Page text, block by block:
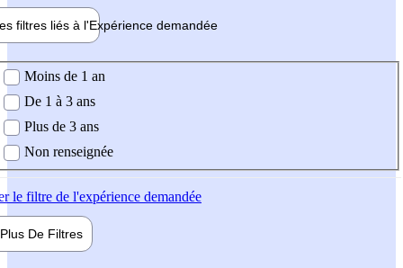
filtres liés à l'Expérience demandée
demandée
Moins de 1 an
De 1 à 3 ans
Plus de 3 ans
Non renseignée
le filtre de l'expérience demandée
Plus De Filtres